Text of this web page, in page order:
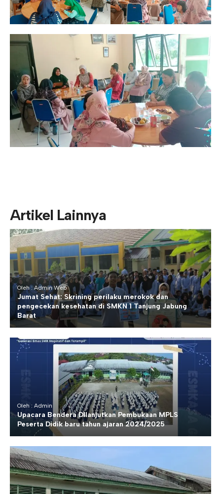
Artikel Lainnya
Oleh : Admin Web
Jumat Sehat: Skrining perilaku merokok dan
pengecekan kesehatan di SMKN 1 Tanjung Jabung
Barat
Oleh : Admin
Upacara Bendera DIlanjutkan Pembukaan MPLS
Peserta Didik baru tahun ajaran 2024/2025